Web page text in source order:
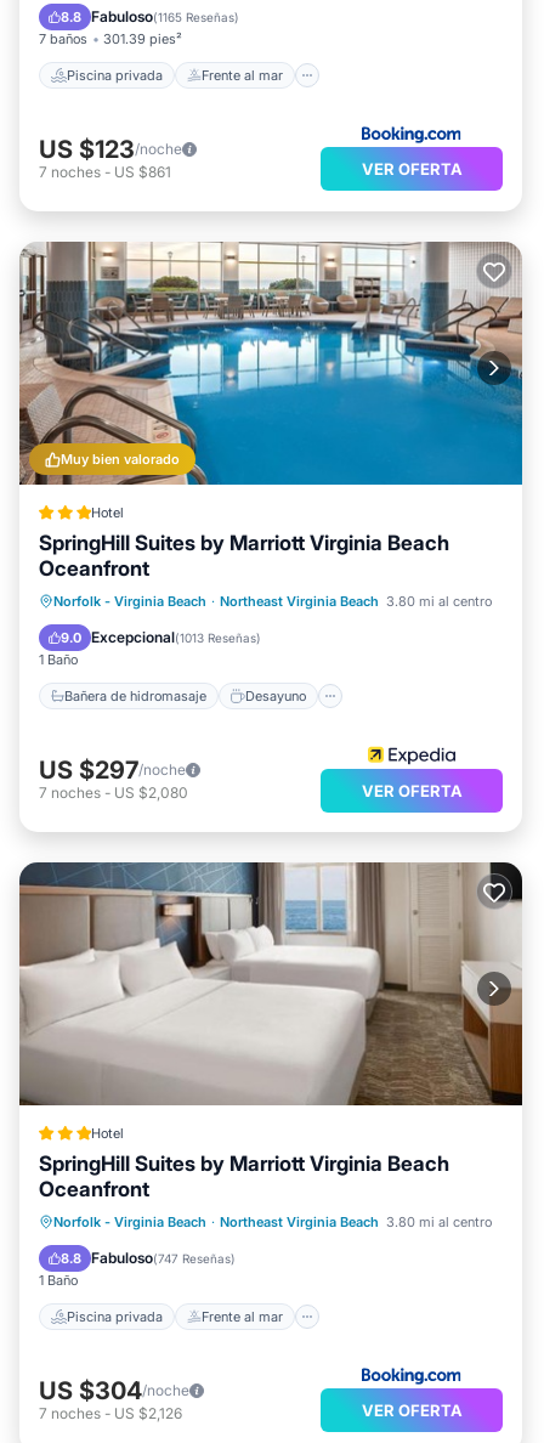
8.8 Fabuloso(1165 Reseñas)
7 baños 301.39 pies²
Piscina privada Frente al mar
Aparcamiento
US $123/noche
7 noches - US $861 VER OFERTA
Muy bien valorado
Hotel
SpringHill Suites by Marriott Virginia Beach
Oceanfront
Norfolk - Virginia Beach · Northeast Virginia Beach 3.80 mi al centro
9.0 Excepcional(1013 Reseñas)
1 Baño
Bañera de hidromasaje Desayuno
Bañera de hidromasaje
Desayuno
Aparcamiento
Piscina
US $297/noche
7 noches - US $2,080 VER OFERTA
Hotel
SpringHill Suites by Marriott Virginia Beach
Oceanfront
Norfolk - Virginia Beach · Northeast Virginia Beach 3.80 mi al centro
8.8 Fabuloso(747 Reseñas)
1 Baño
Piscina privada Frente al mar
Piscina privada
Frente al mar
Bañera de hidromasaje
US $304/noche
7 noches - US $2,126 VER OFERTA